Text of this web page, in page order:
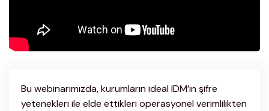
Bu webinarımızda, kurumların ideal IDM’in şifre
yetenekleri ile elde ettikleri operasyonel verimlilikten